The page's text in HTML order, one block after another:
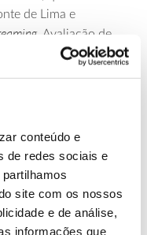
conteúdo e
de redes sociais e
site com os nossos
e de análise,
informações que
de Lima e
. Avaliação de
tecnologias e
dedicado
em risco: